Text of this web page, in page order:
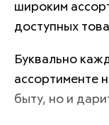
широким
доступных
Буквально
ассортименте
быту, но и